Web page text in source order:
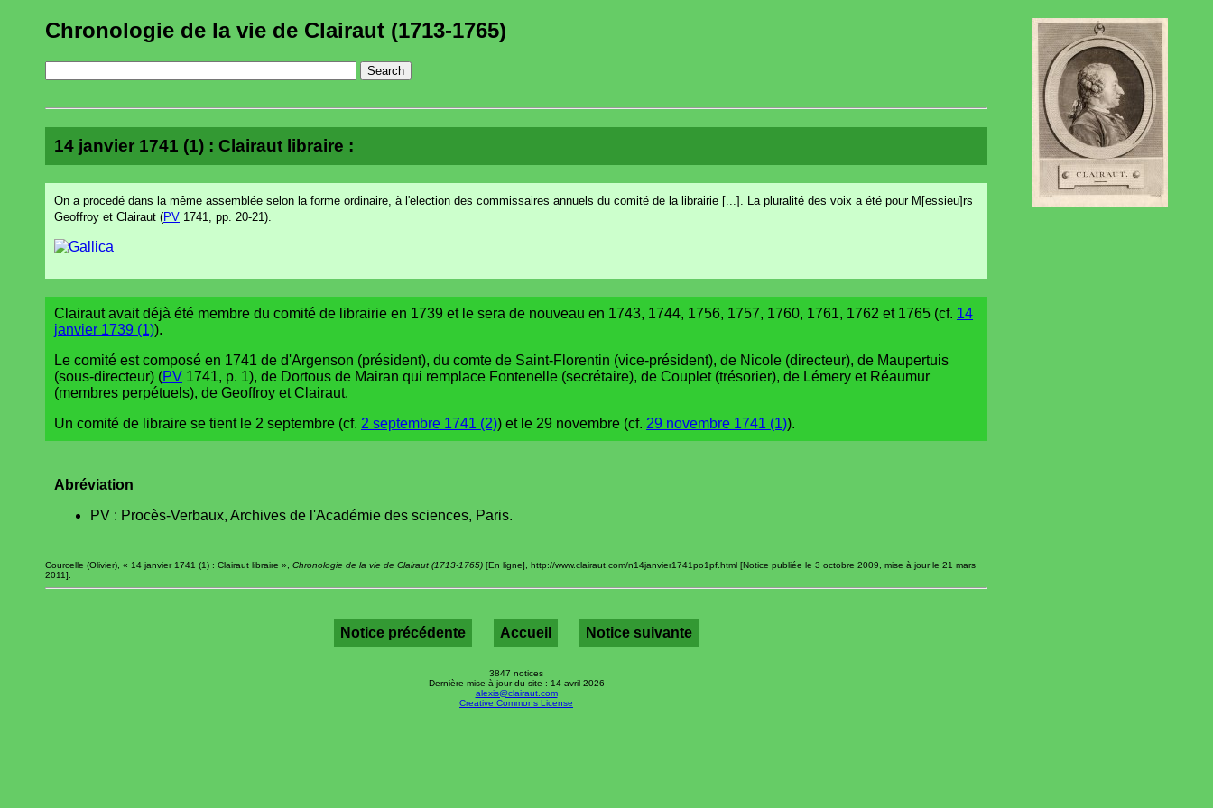
Chronologie de la vie de Clairaut (1713-1765)
14 janvier 1741 (1) : Clairaut libraire :
On a procedé dans la même assemblée selon la forme ordinaire, à l'election des commissaires annuels du comité de la librairie [...]. La pluralité des voix a été pour M[essieu]rs
Geoffroy et Clairaut (PV 1741, pp. 20-21).
Clairaut avait déjà été membre du comité de librairie en 1739 et le sera de nouveau en 1743, 1744, 1756, 1757, 1760, 1761, 1762 et 1765 (cf. 14
janvier 1739 (1)).
Le comité est composé en 1741 de d'Argenson (président), du comte de Saint-Florentin (vice-président), de Nicole (directeur), de Maupertuis
(sous-directeur) (PV 1741, p. 1), de Dortous de Mairan qui remplace Fontenelle (secrétaire), de Couplet (trésorier), de Lémery et Réaumur
(membres perpétuels), de Geoffroy et Clairaut.
Un comité de libraire se tient le 2 septembre (cf. 2 septembre 1741 (2)) et le 29 novembre (cf. 29 novembre 1741 (1)).
Abréviation
PV : Procès-Verbaux, Archives de l'Académie des sciences, Paris.
Courcelle (Olivier), « 14 janvier 1741 (1) : Clairaut libraire », Chronologie de la vie de Clairaut (1713-1765) [En ligne], http://www.clairaut.com/n14janvier1741po1pf.html [Notice publiée le 3 octobre 2009, mise à jour le 21 mars
2011].
Notice précédente Accueil Notice suivante
3847 notices
Dernière mise à jour du site : 14 avril 2026
alexis@clairaut.com
Creative Commons License